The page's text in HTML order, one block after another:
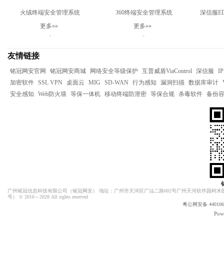
火绒终端安全管理系统
V2.0Linux服务器版
更多»»
.
360终端安全管理系统
V10.0WINServer基础版三年（防
病毒+补丁管理+资产管理）
更多»»
.
深信服
友情链接
铭冠网安官网 铭冠网安商城 网络安全等级保护 互普威盾ViaControl 深信服
加密软件 SSL VPN 桌面云 MIG SD-WAN 行为感知 漏洞扫描 数据库审计
安全感知
Web防火墙 等保一体机 移动终端防泄密 等保合规 杀毒软件 备份
广州铭冠信息科技有限公司（铭冠网安 ） 地址：广州市天河区广汕二路602号广州天河软件园柯
号） © 2016～2028 All rights reserved
粤公网安备